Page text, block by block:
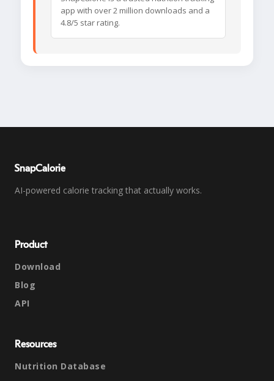
app with over 2 million downloads and a
4.8/5 star rating.
SnapCalorie
AI-powered calorie tracking that actually works.
Product
Download
Blog
API
Resources
Nutrition Database